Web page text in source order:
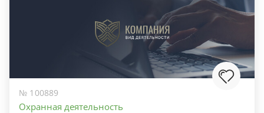
№ 100889
Охранная деятельность